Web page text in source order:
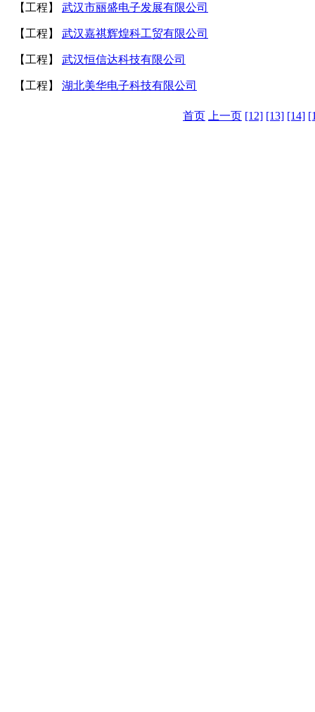
【工程】 武汉市丽盛电子发展有限公司
【工程】 武汉嘉祺辉煌科工贸有限公司
【工程】 武汉恒信达科技有限公司
【工程】 湖北美华电子科技有限公司
首页 上一页 [12] [13] [14]